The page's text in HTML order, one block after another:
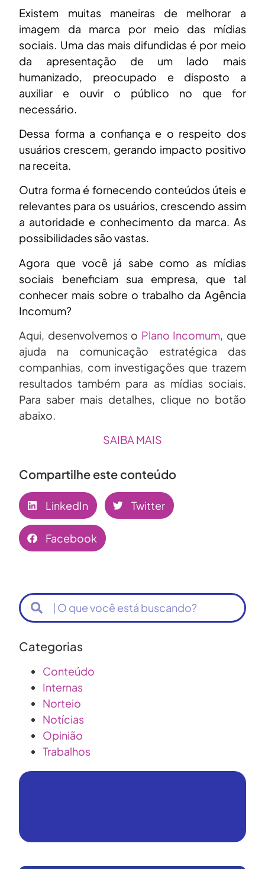
Existem muitas maneiras de melhorar a
imagem da marca por meio das mídias
sociais. Uma das mais difundidas é por meio
da apresentação de um lado mais
humanizado, preocupado e disposto a
auxiliar e ouvir o público no que for
necessário.
Dessa forma a confiança e o respeito dos
usuários crescem, gerando impacto positivo
na receita.
Outra forma é fornecendo conteúdos úteis e
relevantes para os usuários, crescendo assim
a autoridade e conhecimento da marca. As
possibilidades são vastas.
Agora que você já sabe como as mídias
sociais beneficiam sua empresa, que tal
conhecer mais sobre o trabalho da Agência
Incomum?
Aqui, desenvolvemos o Plano Incomum, que
ajuda na comunicação estratégica das
companhias, com investigações que trazem
resultados também para as mídias sociais.
Para saber mais detalhes, clique no botão
abaixo.
SAIBA MAIS
Compartilhe este conteúdo
LinkedIn Twitter
Facebook
Categorias
Conteúdo
Internas
Norteio
Notícias
Opinião
Trabalhos